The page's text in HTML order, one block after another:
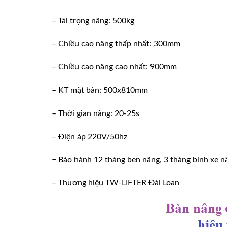
– Tải trọng nâng: 500kg
– Chiều cao nâng thấp nhất: 300mm
– Chiều cao nâng cao nhất: 900mm
– KT mặt bàn: 500x810mm
– Thời gian nâng: 20-25s
– Điện áp 220V/50hz
– Bảo hành 12 tháng ben nâng, 3 tháng bình xe
– Thương hiệu TW-LIFTER Đài Loan